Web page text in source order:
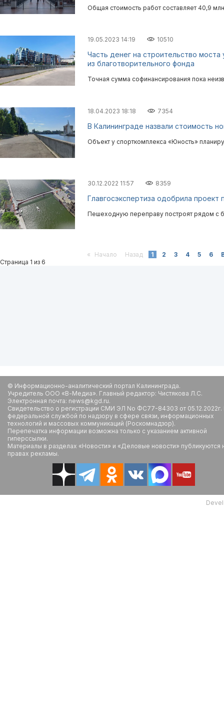
Общая стоимость работ составляет 40,9
19.05.2023 14:19 10510
Часть денег на строительство
из благотворительного фонда
Точная сумма софинансирования пока
18.04.2023 18:18 7354
В Калининграде назвали стоимость
Объект у спорткомплекса «Юность»
30.12.2022 11:57 8359
Главгосэкспертиза одобрила
Пешеходную переправу построят рядом с
« Начало Назад 1 2 3 4 5 6
Страница 1 из 6
© Информационно-аналитический портал Калининграда.
Учредитель ООО «В-Медиа». Главный редактор: Чистякова Л.С.
Электронная почта: news@kgd.ru.
Свидетельство о регистрации СМИ ЭЛ No ФС77-84303 от
федеральной службой по надзору в сфере связи, информационных
технологий и массовых коммуникаций (Роскомнадзор).
Перепечатка информации возможна только с указанием активной
гиперссылки.
Материалы в разделах «Новости» и «Деловые новости» публикуются
правах рекламы.